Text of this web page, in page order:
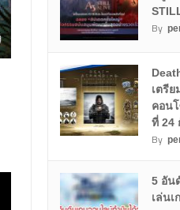
By
เตรีย
คอน
ที่ 24
By
5 อัน
เล่นเ